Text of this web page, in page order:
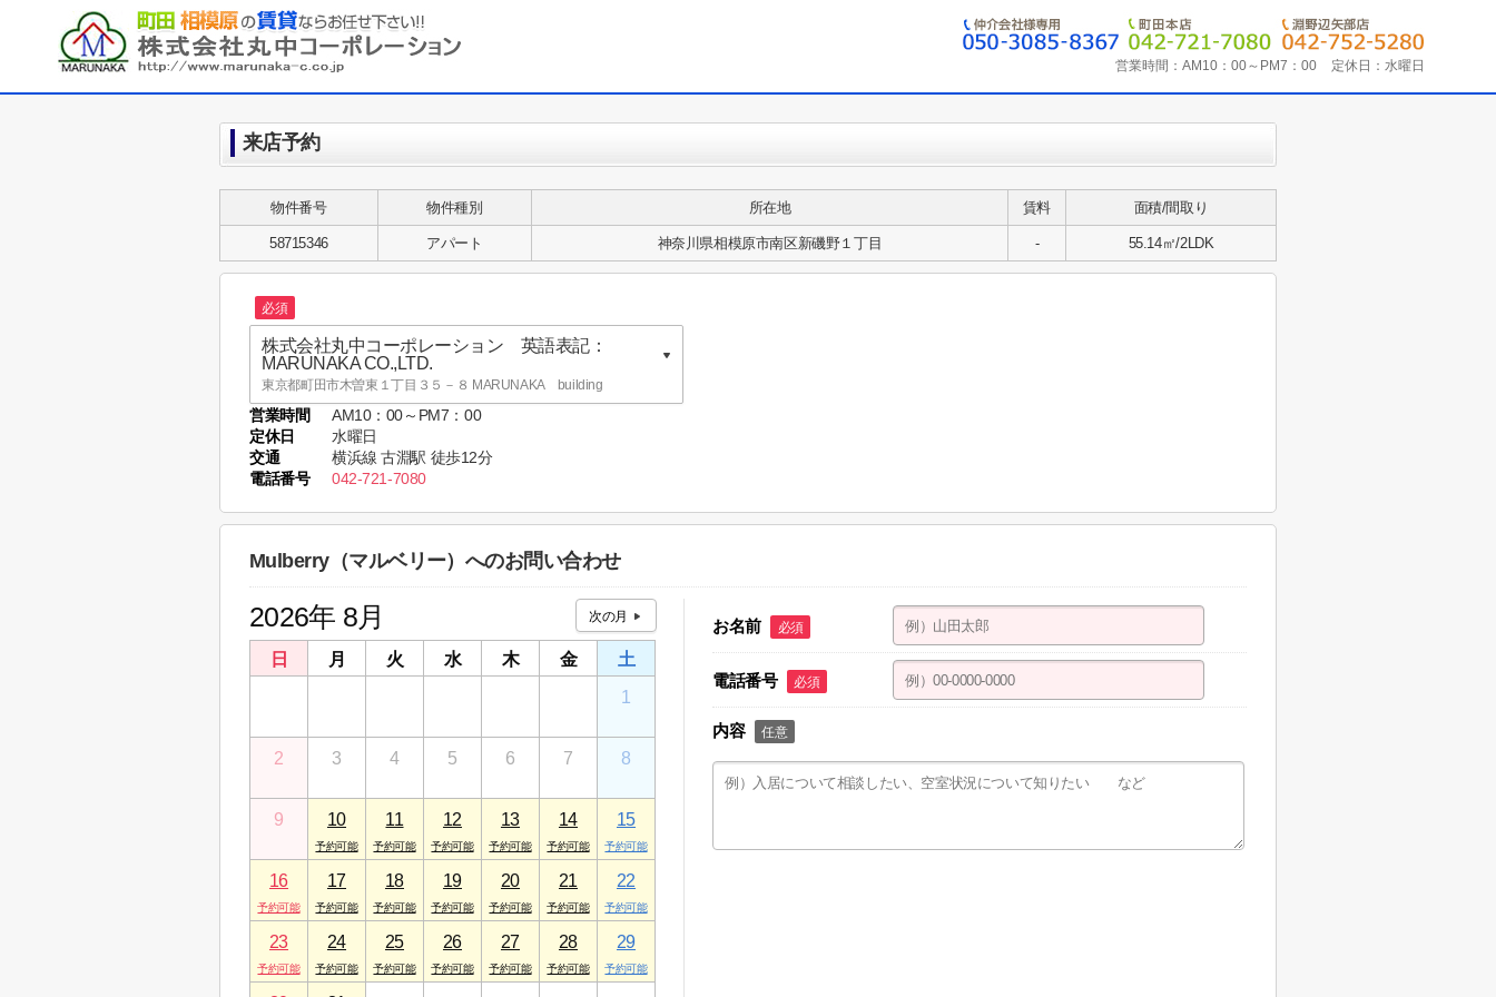
営業時間： AM10：00～PM7：00 定休日： 水曜日
来店予約
物件番号 物件種別 所在地 賃料 面積/間取り
58715346 アパート 神奈川県相模原市南区新磯野１丁目 - 55.14㎡/2LDK
必須
株式会社丸中コーポレーション 英語表記：
MARUNAKA CO.,LTD.
東京都町田市木曽東１丁目３５－８ MARUNAKA building
株式会社丸中コーポレーション 英語表記：
MARUNAKA CO.,LTD.
東京都町田市木曽東１丁目３５－８ MARUNAKA building
神奈川県相模原市中央区矢部４丁目１５－１ ケアパレストミー １F
営業時間
AM10：00～PM7：00
定休日
水曜日
交通
横浜線 古淵駅 徒歩12分
電話番号
042-721-7080
Mulberry（マルベリー）へのお問い合わせ
2026年 8月
日 月 火 水 木 金
土
1
2 3 4 5 6 7 8
9 10 11 12 13 14 15
16 17 18 19 20 21 22
23 24 25 26 27 28 29
お名前 必須
電話番号 必須
内容 任意